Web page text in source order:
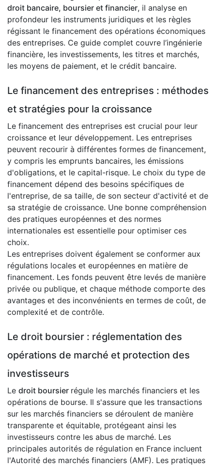
droit bancaire, boursier et financier, il analyse en
profondeur les instruments juridiques et les règles
régissant le financement des opérations économiques
des entreprises. Ce guide complet couvre l’ingénierie
financière, les investissements, les titres et marchés,
les moyens de paiement, et le crédit bancaire.
Le financement des entreprises : méthodes
et stratégies pour la croissance
Le financement des entreprises est crucial pour leur
croissance et leur développement. Les entreprises
peuvent recourir à différentes formes de financement,
y compris les emprunts bancaires, les émissions
d'obligations, et le capital-risque. Le choix du type de
financement dépend des besoins spécifiques de
l'entreprise, de sa taille, de son secteur d'activité et de
sa stratégie de croissance. Une bonne compréhension
des pratiques européennes et des normes
internationales est essentielle pour optimiser ces
choix.
Les entreprises doivent également se conformer aux
régulations locales et européennes en matière de
financement. Les fonds peuvent être levés de manière
privée ou publique, et chaque méthode comporte des
avantages et des inconvénients en termes de coût, de
complexité et de contrôle.
Le droit boursier : réglementation des
opérations de marché et protection des
investisseurs
Le droit boursier régule les marchés financiers et les
opérations de bourse. Il s'assure que les transactions
sur les marchés financiers se déroulent de manière
transparente et équitable, protégeant ainsi les
investisseurs contre les abus de marché. Les
principales autorités de régulation en France incluent
l'Autorité des marchés financiers (AMF). Les pratiques